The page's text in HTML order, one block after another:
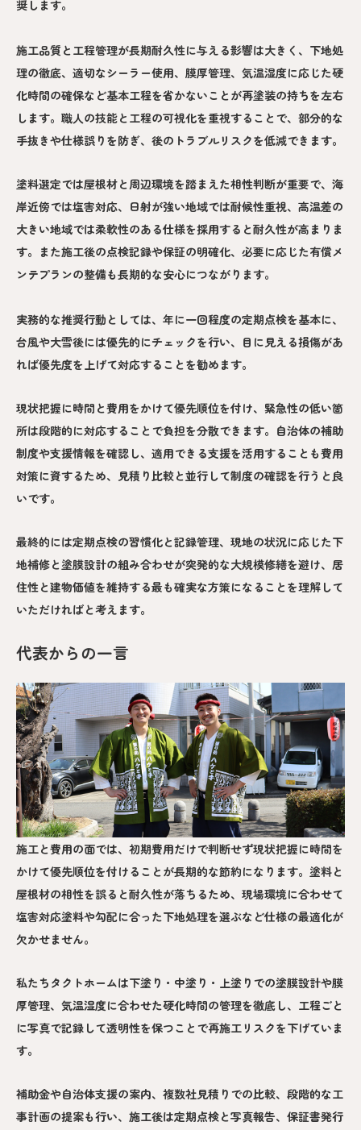
奨します。
施工品質と工程管理が長期耐久性に与える影響は大きく、下地処
理の徹底、適切なシーラー使用、膜厚管理、気温湿度に応じた硬
化時間の確保など基本工程を省かないことが再塗装の持ちを左右
します。職人の技能と工程の可視化を重視することで、部分的な
手抜きや仕様誤りを防ぎ、後のトラブルリスクを低減できます。
塗料選定では屋根材と周辺環境を踏まえた相性判断が重要で、海
岸近傍では塩害対応、日射が強い地域では耐候性重視、高温差の
大きい地域では柔軟性のある仕様を採用すると耐久性が高まりま
す。また施工後の点検記録や保証の明確化、必要に応じた有償メ
ンテプランの整備も長期的な安心につながります。
実務的な推奨行動としては、年に一回程度の定期点検を基本に、
台風や大雪後には優先的にチェックを行い、目に見える損傷があ
れば優先度を上げて対応することを勧めます。
現状把握に時間と費用をかけて優先順位を付け、緊急性の低い箇
所は段階的に対応することで負担を分散できます。自治体の補助
制度や支援情報を確認し、適用できる支援を活用することも費用
対策に資するため、見積り比較と並行して制度の確認を行うと良
いです。
最終的には定期点検の習慣化と記録管理、現地の状況に応じた下
地補修と塗膜設計の組み合わせが突発的な大規模修繕を避け、居
住性と建物価値を維持する最も確実な方策になることを理解して
いただければと考えます。
代表からの一言
施工と費用の面では、初期費用だけで判断せず現状把握に時間を
かけて優先順位を付けることが長期的な節約になります。塗料と
屋根材の相性を誤ると耐久性が落ちるため、現場環境に合わせて
塩害対応塗料や勾配に合った下地処理を選ぶなど仕様の最適化が
欠かせません。
私たちタクトホームは下塗り・中塗り・上塗りでの塗膜設計や膜
厚管理、気温湿度に合わせた硬化時間の管理を徹底し、工程ごと
に写真で記録して透明性を保つことで再施工リスクを下げていま
す。
補助金や自治体支援の案内、複数社見積りでの比較、段階的な工
事計画の提案も行い、施工後は定期点検と写真報告、保証書発行